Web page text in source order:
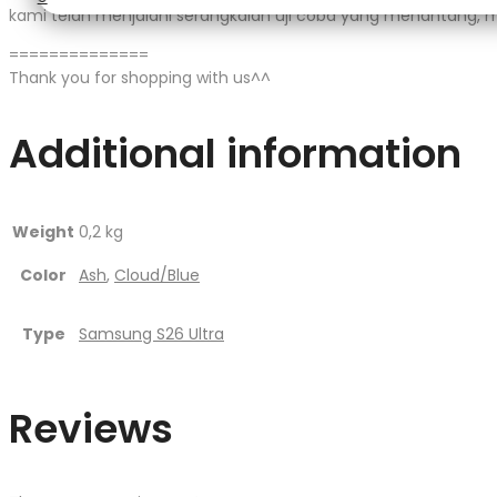
kami telah menjalani serangkaian uji coba yang menantang,
==============
Thank you for shopping with us^^
Additional information
Weight 0,2 kg
Color Ash, Cloud/Blue
Type Samsung S26 Ultra
Reviews